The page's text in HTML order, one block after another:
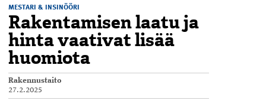
MESTARI & INSINÖÖRI
Rakentamisen laatu ja
hinta vaativat lisää
huomiota
Rakennustaito
27.2.2025